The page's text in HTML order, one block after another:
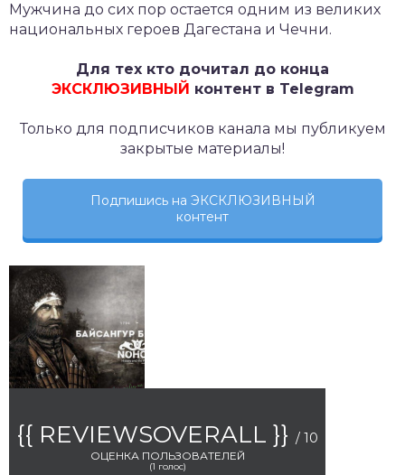
Мужчина до сих пор остается одним из великих
национальных героев Дагестана и Чечни.
Для тех кто дочитал до конца
ЭКСКЛЮЗИВНЫЙ контент в Telegram
Только для подписчиков канала мы публикуем
закрытые материалы!
Подпишись на ЭКСКЛЮЗИВНЫЙ
контент
{{ REVIEWSOVERALL }} / 10
ОЦЕНКА ПОЛЬЗОВАТЕЛЕЙ
(1 голос)